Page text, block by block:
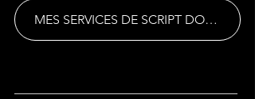
MES SERVICES DE SCRIPT DOCTORING